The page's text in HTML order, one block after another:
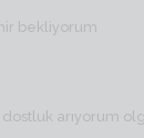
bekliyorum
arıyorum